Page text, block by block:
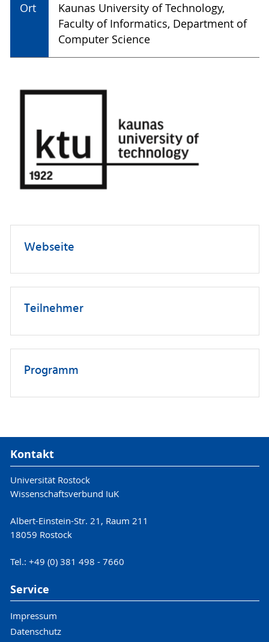
Ort
Kaunas University of Technology,
Faculty of Informatics, Department of
Computer Science
Webseite
Teilnehmer
Programm
Kontakt
Universität Rostock
Wissenschaftsverbund IuK
Albert-Einstein-Str. 21, Raum 211
18059 Rostock
Tel.: +49 (0) 381 498 - 7660
Service
Impressum
Datenschutz